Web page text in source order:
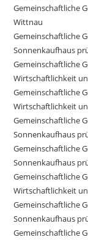
Gemeinschaftliche
Wittnau
Gemeinschaftliche
Sonnenkaufhaus
Gemeinschaftliche
Wirtschaftlichkeit
Gemeinschaftliche
Wirtschaftlichkeit
Gemeinschaftliche
Sonnenkaufhaus
Gemeinschaftliche
Sonnenkaufhaus
Gemeinschaftliche
Wirtschaftlichkeit
Gemeinschaftliche
Sonnenkaufhaus
Gemeinschaftliche